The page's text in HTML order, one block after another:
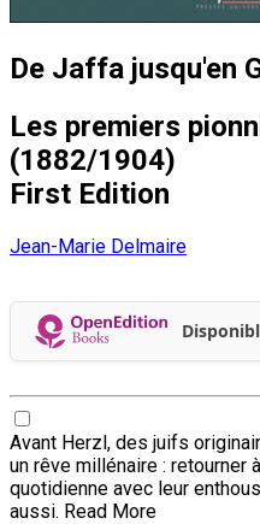
De Jaffa jusqu'en
Les premiers
(1882/1904)
First Edition
Jean-Marie Delmaire
Avant Herzl, des juifs
un rêve millénaire : retourner
quotidienne avec leur
aussi. Read More